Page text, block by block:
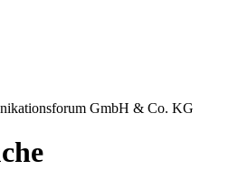
GmbH & Co. KG